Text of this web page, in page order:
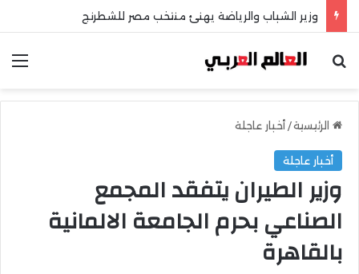
وزير الشباب والرياضة يهنئ منتخب مصر للشطرنج
بحث عن
الرئيسية/ أخبار عاجلة
أخبار عاجلة
وزير الطيران يتفقد المجمع
الصناعي بحرم الجامعة الالمانية
بالقاهرة